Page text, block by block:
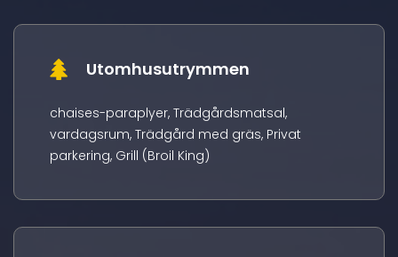
Utomhusutrymmen
chaises-paraplyer, Trädgårdsmatsal,
vardagsrum, Trädgård med gräs, Privat
parkering, Grill (Broil King)